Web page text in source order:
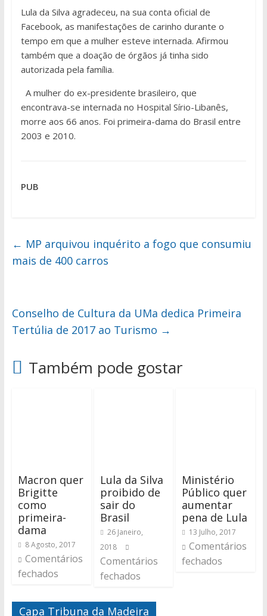
Lula da Silva agradeceu, na sua conta oficial de
Facebook, as manifestações de carinho durante o
tempo em que a mulher esteve internada. Afirmou
também que a doação de órgãos já tinha sido
autorizada pela família.
A mulher do ex-presidente brasileiro, que
encontrava-se internada no Hospital Sírio-Libanês,
morre aos 66 anos. Foi primeira-dama do Brasil entre
2003 e 2010.
PUB
← MP arquivou inquérito a fogo que consumiu
mais de 400 carros
Conselho de Cultura da UMa dedica Primeira
Tertúlia de 2017 ao Turismo →
Também pode gostar
Macron quer
Brigitte
como
primeira-
dama
8 Agosto, 2017
Comentários
fechados
Lula da Silva
proibido de
sair do
Brasil
26 Janeiro,
2018
Comentários
fechados
Ministério
Público quer
aumentar
pena de Lula
13 Julho, 2017
Comentários
fechados
Capa Tribuna da Madeira